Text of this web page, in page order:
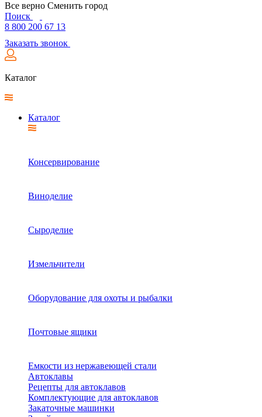
Все верно Сменить город
Поиск
8 800 200 67 13
Заказать звонок
Каталог
Каталог
Консервирование
Виноделие
Сыроделие
Измельчители
Оборудование для охоты и рыбалки
Почтовые ящики
Емкости из нержавеющей стали
Автоклавы
Рецепты для автоклавов
Комплектующие для автоклавов
Закаточные машинки